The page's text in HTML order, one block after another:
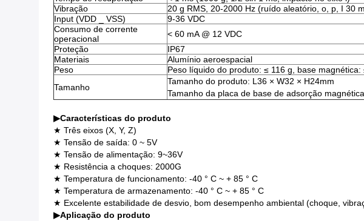
Vibração
20 g RMS, 20-2000 Hz (ruído aleatório, o, p, I 30
Input (VDD _ VSS)
9-36 VDC
Consumo de corrente
operacional
< 60 mA @ 12 VDC
Proteção
IP67
Materiais
Alumínio aeroespacial
Peso
Peso líquido do produto: ≤ 116 g, base magnética:
Tamanho
Tamanho do produto: L36 × W32 × H24mm
Tamanho da placa de base de adsorção
▶Características do produto
★ Três eixos (X, Y, Z)
★ Tensão de saída: 0 ~ 5V
★ Tensão de alimentação: 9~36V
★ Resistência a choques: 2000G
★ Temperatura de funcionamento: -40 ° C ~ + 85 ° C
★ Temperatura de armazenamento: -40 ° C ~ + 85 ° C
★ Excelente estabilidade de desvio, bom desempenho ambiental (choque,
▶Aplicação do produto